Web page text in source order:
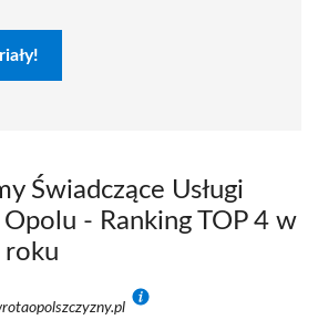
Świadczące Usługi
- Ranking TOP 4 w
roku